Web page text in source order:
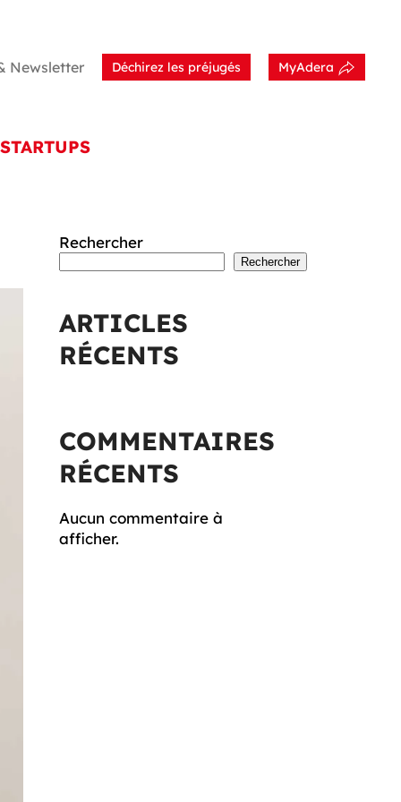
Newsletter Déchirez les préjugés MyAdera
STARTUPS
Rechercher
Rechercher
ARTICLES
RÉCENTS
COMMENTAIRES
RÉCENTS
Aucun commentaire à
afficher.